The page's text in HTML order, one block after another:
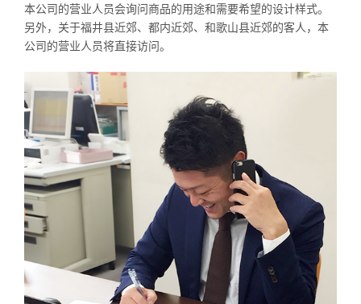
本公司的营业人员会询问商品的用途和需要希望的设计样式。
另外，关于福井县近郊、都内近郊、和歌山县近郊的客人，本
公司的营业人员将直接访问。